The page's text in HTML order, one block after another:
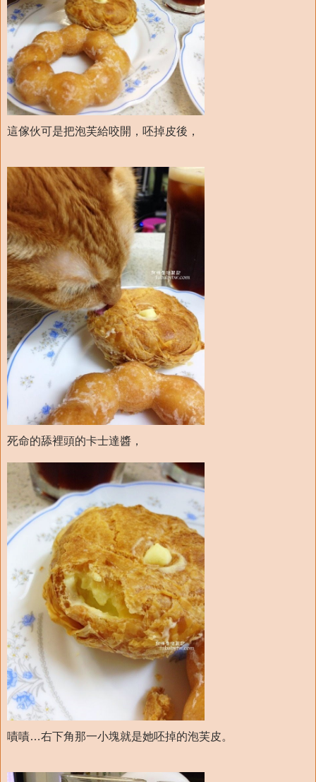
這傢伙可是把泡芙給咬開，呸掉皮後，
死命的舔裡頭的卡士達醬，
嘖嘖…右下角那一小塊就是她呸掉的泡芙皮。